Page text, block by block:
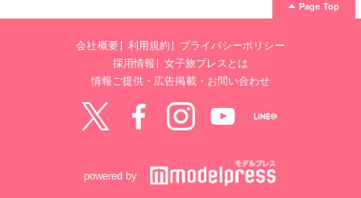
Page Top
会社概要 利用規約
プライバシーポリシー
採用情報
女子旅プレスとは
情報ご提供・広告掲載・お問い合わせ
powered by